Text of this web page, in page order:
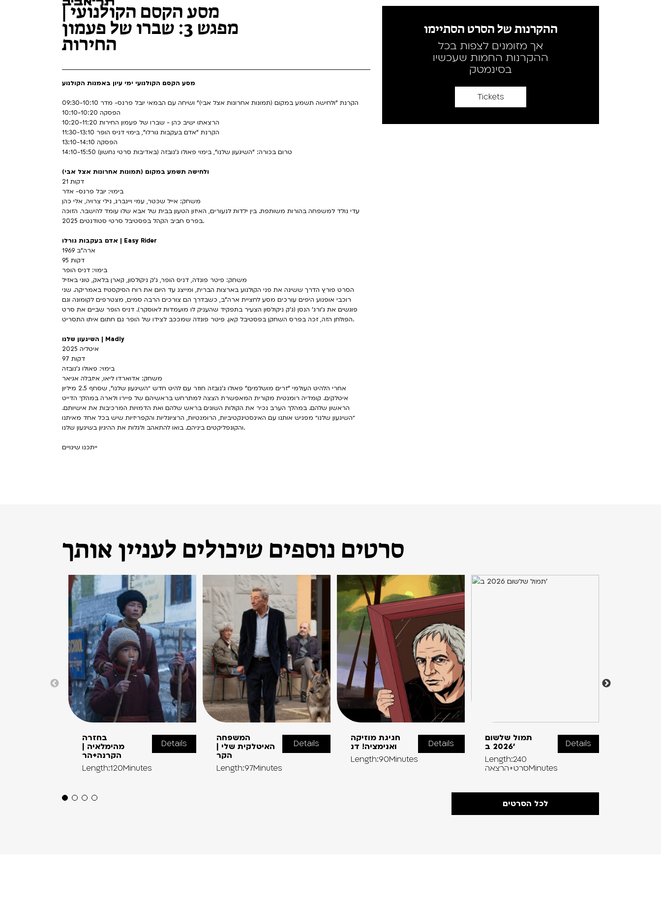
מסע הקסם הקולנועי |
מפגש 3: שברו של פעמון
החירות
מסע הקסם הקולנועי ימי עיון באמנות הקולנוע
09:30-10:10 הקרנת "ולחישה תשמע במקום (תמונות אחרונות אצל אבי)" ושיחה עם הבמאי יובל פרנס- מדר
10:10-10:20 הפסקה
10:20-11:20 הרצאתו ישיב כהן - שברו של פעמון החירות
11:30-13:10 הקרנת "אדם בעקבות גורלו", בימוי דניס הופר
13:10-14:10 הפסקה
14:10-15:50 טרום בכורה: "השיגעון שלנו", בימוי פאולו ג'נובזה (באדיבות סרטי נחשון)
ולחישה תשמע במקום (תמונות אחרונות אצל אבי)
21 דקות
בימוי: יובל פרנס- אדר
משחק: אייל שכטר, עמי ויינברג, נילי צרויה, אלי כהן
עדי נולד למשפחה בהורות משותפת. בין ילדות לנעורים, האיזון הטעון בבית של אבא שלו עומד להישבר. הזוכה
בפרס חביב הקהל בפסטיבל סרטי סטודנטים 2025.
אדם בעקבות גורלו | Easy Rider
ארה"ב 1969
95 דקות
בימוי: דניס הופר
משחק: פיטר פונדה, דניס הופר, ג'ק ניקולסון, קארן בלאק, טוני באזיל
הסרט פורץ הדרך ששינה את פני הקולנוע בארצות הברית, ומייצג עד היום את רוח הסיקסטיז באמריקה. שני
רוכבי אופנוע היפים עורכים מסע לחציית ארה"ב, כשבדרך הם צורכים הרבה סמים, מצטרפים לקומונה וגם
פוגשים את ג'ורג' הנסן (ג'ק ניקולסון הצעיר בתפקיד שהעניק לו מועמדות לאוסקר). דניס הופר שביים את סרט
הפולחן הזה, זכה בפרס השחקן בפסטיבל קאן. פיטר פונדה שמככב לצידו של הופר גם חתום איתו התסריט.
השיגעון שלנו | Madly
איטליה 2025
97 דקות
בימוי: פאולו ג'נובזה
משחק: אדוארדו ליאו, איזבלה אגיאר
אחרי הלהיט העולמי "זרים מושלמים" פאולו ג'נובזה חוזר עם להיט חדש ״השיגעון שלנו", שסחף 2.5 מיליון
איטלקים. קומדיה רומנטית מקורית המאפשרת הצצה למתרחש בראשיהם של פיירו ולארה במהלך הדייט
הראשון שלהם. במהלך הערב נכיר את הקולות השונים בראש שלהם ואת הדמויות המרכיבות את אישיותם.
״השיגעון שלנו״ מפגיש אותנו עם האינסטינקטיביות, הרומנטיות, הרציונליות והקפריזיות שיש בכל אחד מאיתנו
והקונפליקטים ביניהם. בואו להתאהב ולגלות את ההיגיון בשיגעון שלנו.
ייתכנו שינויים
ההקרנות של הסרט הסתיימו
אך מזומנים לצפות בכל
ההקרנות החמות שעכשיו
בסינמטק
Tickets
סרטים נוספים שיכולים לעניין אותך
בחזרה
מהימלאיה |
הקרנה+הר
Length:120Minutes
Details
המשפחה
האיטלקית שלי |
הקר
Length:97Minutes
Details
חגיגת מוזיקה
ואנימציה! דנ
Length:90Minutes
Details
תמול שלשום
2026 ב’
Length:240
סרט+הרצאהMinutes
Details
לכל הסרטים